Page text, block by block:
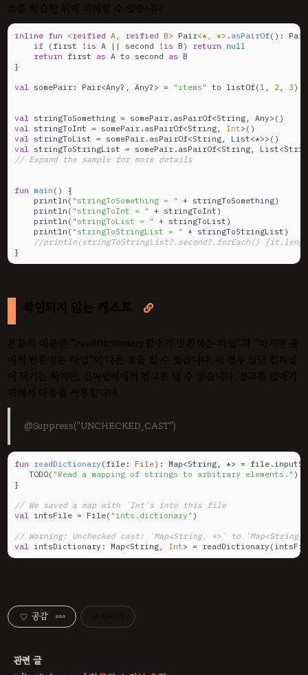
트를 학습한 뒤에 이해할 수 있습니다.
inline fun <reified A, reified B> Pair<*, *> . asPairOf() :
if (first ! is A || second ! is B) return null
return first as A to second as B
}
val somePair: Pair<Any?, Any?> = "items" to listOf(1 , 2, 3 )
val
val stringToInt = somePair.asPairOf<String, Int
val
val stringToStringList = somePair.asPairOf<String,
// Expand the sample for more details
fun main ()
{
    println(
"stringToSomething = " + stringToSomething)
    println(
"stringToInt = " + stringToInt)
    println(
"stringToList = " + stringToList)
    println(
"stringToStringList = " + stringToStringList)
//println(stringToStringList?.second?.forEach()
}
확인되지 않는 캐스트 
본문의 예문은 "readDictionary함수가 반환하는 타입"과 "마지막 줄
에서 반환받는 타입"이 다른 것을 알 수 있습니다. 이 경우 일단 컴파일
이 되기는 하지만, 컴파일러에서 경고를 낼 수 있습니다. 경고를 없애기
위해서 다음을 사용합니다.
@Suppress("UNCHECKED_CAST")
fun readDictionary (file: File) : Map<String, *> =
   TODO(
"Read a mapping of strings to arbitrary elements." )
}
// We saved a map with `Int`s into this file
val
intsFile = File( "ints.dictionary" )
// Warning: Unchecked cast: `Map<String, *>` to
val
intsDictionary: Map<String, Int> =
공감